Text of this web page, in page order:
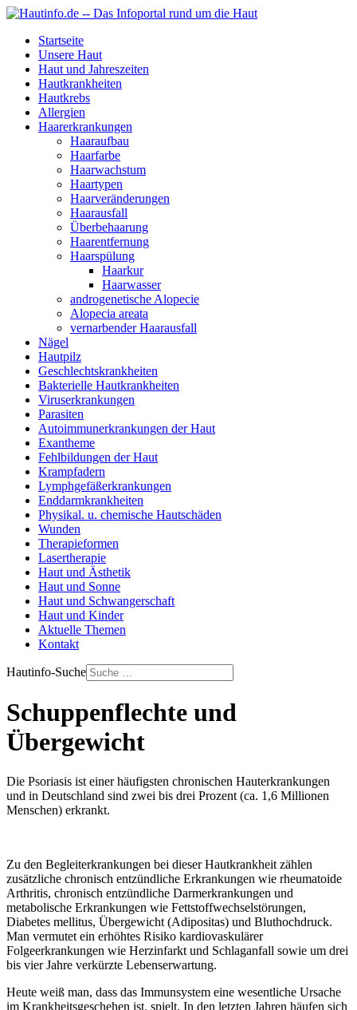
Startseite
Unsere Haut
Haut und Jahreszeiten
Hautkrankheiten
Hautkrebs
Allergien
Haarerkrankungen
Haaraufbau
Haarfarbe
Haarwachstum
Haartypen
Haarveränderungen
Haarausfall
Überbehaarung
Haarentfernung
Haarspülung
Haarkur
Haarwasser
androgenetische Alopecie
Alopecia areata
vernarbender Haarausfall
Nägel
Hautpilz
Geschlechtskrankheiten
Bakterielle Hautkrankheiten
Viruserkrankungen
Parasiten
Autoimmunerkrankungen der Haut
Exantheme
Fehlbildungen der Haut
Krampfadern
Lymphgefäßerkrankungen
Enddarmkrankheiten
Physikal. u. chemische Hautschäden
Wunden
Therapieformen
Lasertherapie
Haut und Ästhetik
Haut und Sonne
Haut und Schwangerschaft
Haut und Kinder
Aktuelle Themen
Kontakt
Hautinfo-Suche
Schuppenflechte und
Übergewicht
Die Psoriasis ist einer häufigsten chronischen Hauterkrankungen
und in Deutschland sind zwei bis drei Prozent (ca. 1,6 Millionen
Menschen) erkrankt.
Zu den Begleiterkrankungen bei dieser Hautkrankheit zählen
zusätzliche chronisch entzündliche Erkrankungen wie rheumatoide
Arthritis, chronisch entzündliche Darmerkrankungen und
metabolische Erkrankungen wie Fettstoffwechselstörungen,
Diabetes mellitus, Übergewicht (Adipositas) und Bluthochdruck.
Man vermutet ein erhöhtes Risiko kardiovaskulärer
Folgeerkrankungen wie Herzinfarkt und Schlaganfall sowie um drei
bis vier Jahre verkürzte Lebenserwartung.
Heute weiß man, dass das Immunsystem eine wesentliche Ursache
im Krankheitsgeschehen ist. spielt. In den letzten Jahren häufen sich